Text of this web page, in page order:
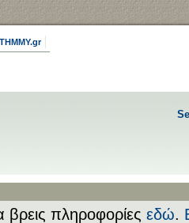
πληροφορίες εδώ.